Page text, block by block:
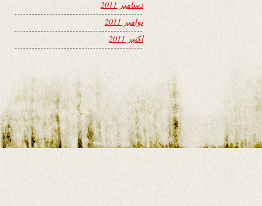
دسامبر 2011
نوامبر 2011
اکتبر 2011